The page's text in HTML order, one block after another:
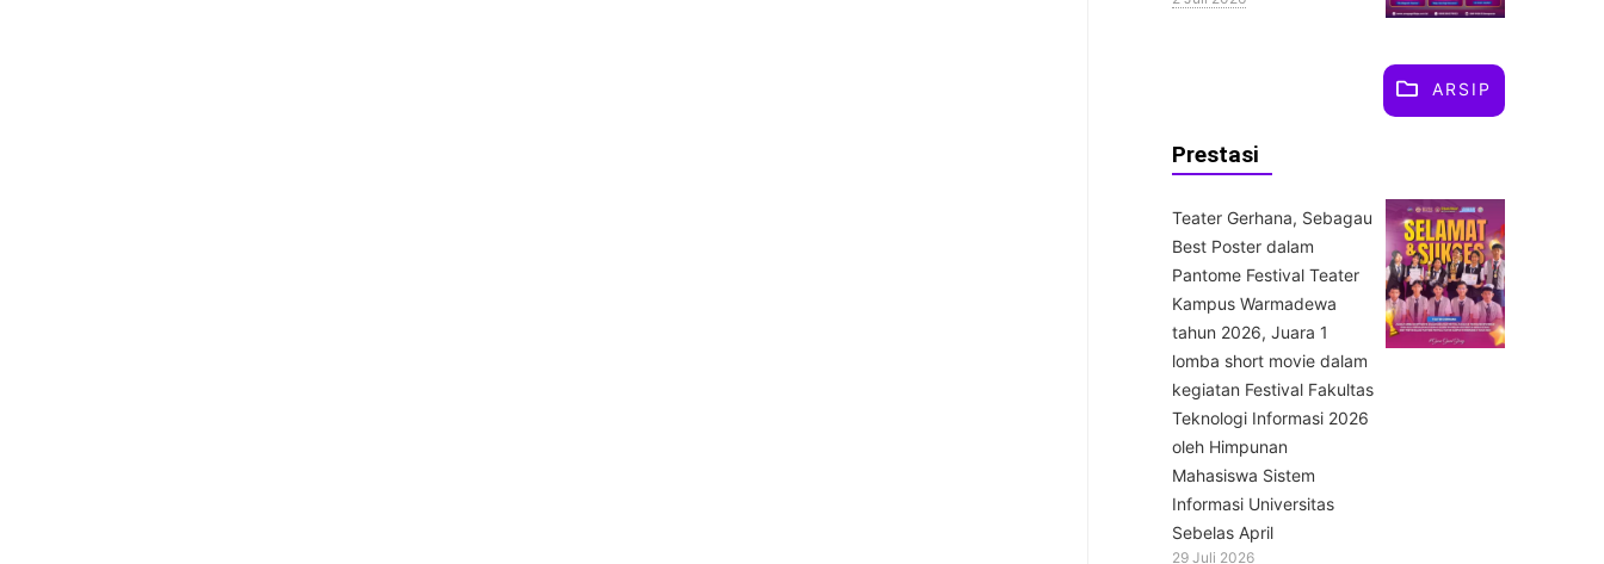
ARSIP
Prestasi
Teater Gerhana, Sebagau
Best Poster dalam
Pantome Festival Teater
Kampus Warmadewa
tahun 2026, Juara 1
lomba short movie dalam
kegiatan Festival Fakultas
Teknologi Informasi 2026
oleh Himpunan
Mahasiswa Sistem
Informasi Universitas
Sebelas April
29 Juli 2026